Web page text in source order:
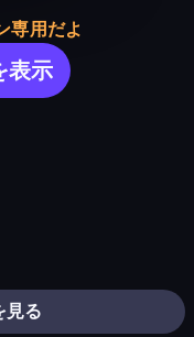
専用だよ
表示
見る